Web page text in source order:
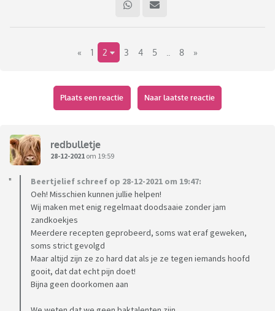
« 1 2 3 4 5 8 »
Plaats een reactie Naar laatste reactie
redbulletje
28-12-2021 om 19:59
Beertjelief schreef op 28-12-2021 om 19:47:
Oeh! Misschien kunnen jullie helpen!
Wij maken met enig regelmaat doodsaaie zonder jam
zandkoekjes
Meerdere recepten geprobeerd, soms wat eraf geweken,
soms strict gevolgd
Maar altijd zijn ze zo hard dat als je ze tegen iemands hoofd
gooit, dat dat echt pijn doet!
Bijna geen doorkomen aan